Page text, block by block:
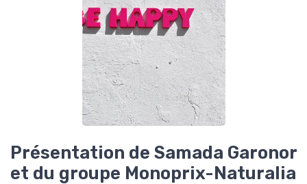
Présentation de Samada Garonor
et du groupe Monoprix-Naturalia